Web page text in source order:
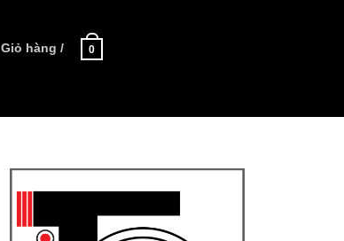
Giỏ hàng / 0